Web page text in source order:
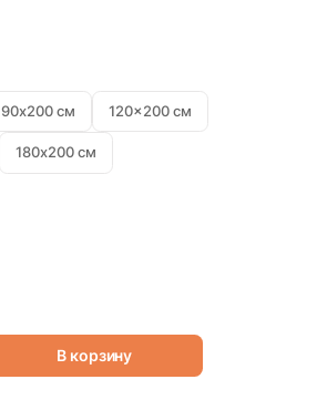
90х200 см 120x200 см
180х200 см
В корзину